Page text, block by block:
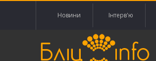
Новини Інтерв'ю